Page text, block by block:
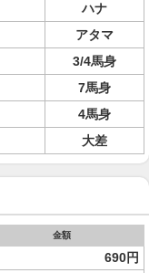
ハナ
アタマ
3/4馬身
7馬身
4馬身
大差
金額
690円